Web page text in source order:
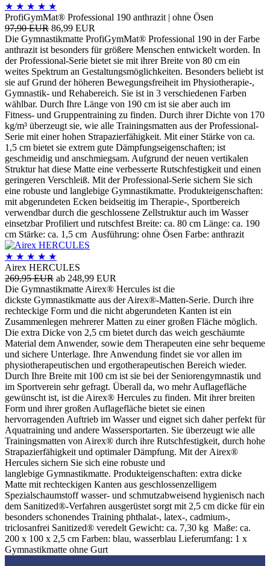
★ ★ ★ ★ ★
ProfiGymMat® Professional 190 anthrazit | ohne Ösen
97,90 EUR 86,99 EUR
Die Gymnastikmatte ProfiGymMat® Professional 190 in der Farbe
anthrazit ist besonders für größere Menschen entwickelt worden. In
der Professional-Serie bietet sie mit ihrer Breite von 80 cm ein
weites Spektrum an Gestaltungsmöglichkeiten. Besonders beliebt ist
sie auf Grund der höheren Bewegungsfreiheit im Physiotherapie-,
Gymnastik- und Rehabereich. Sie ist in 3 verschiedenen Farben
wählbar. Durch Ihre Länge von 190 cm ist sie aber auch im
Fitness- und Gruppentraining zu finden. Durch ihrer Dichte von 170
kg/m³ überzeugt sie, wie alle Trainingsmatten aus der Professional-
Serie mit einer hohen Strapazierfähigkeit. Mit einer Stärke von ca.
1,5 cm bietet sie extrem gute Dämpfungseigenschaften; ist
geschmeidig und anschmiegsam. Aufgrund der neuen vertikalen
Struktur hat diese Matte eine verbesserte Rutschfestigkeit und einen
geringeren Verschleiß. Mit der Professional-Serie sichern Sie sich
eine robuste und langlebige Gymnastikmatte. Produkteigenschaften:
mit abgerundeten Ecken beidseitig im Therapie-, Sportbereich
verwendbar durch die geschlossene Zellstruktur auch im Wasser
einsetzbar Profiliert und rutschfest Breite: ca. 80 cm Länge: ca. 190
cm Stärke: ca. 1,5 cm Ausführung: ohne Ösen Farbe: anthrazit
★ ★ ★ ★ ★
Airex HERCULES
269,95 EUR ab 248,99 EUR
Die Gymnastikmatte Airex® Hercules ist die
dickste Gymnastikmatte aus der Airex®-Matten-Serie. Durch ihre
rechteckige Form und die nicht abgerundeten Kanten ist ein
Zusammenlegen mehrerer Matten zu einer großen Fläche möglich.
Die extra Dicke von 2,5 cm bietet durch das weich geschäumte
Material dem Anwender, sowie dem Therapeuten eine sehr bequeme
und sichere Unterlage. Ihre Anwendung findet sie vor allen im
physiotherapeutischen und ergotherapeutischen Bereich wieder.
Durch Ihre Breite mit 100 cm ist sie bei der Seniorengymnastik und
im Sportverein sehr gefragt. Überall da, wo mehr Auflagefläche
gewünscht ist, ist die Airex® Hercules zu finden. Mit ihrer breiten
Form und ihrer großen Auflagefläche bietet sie einen
hervorragenden Auftrieb im Wasser und eignet sich daher perfekt für
Aquatraining und andere Wassersportarten. Sie überzeugt wie alle
Trainingsmatten von Airex® durch ihre Rutschfestigkeit, durch hohe
Strapazierfähigkeit und optimaler Dämpfung. Mit der Airex®
Hercules sichern Sie sich eine robuste und
langlebige Gymnastikmatte. Produkteigenschaften: extra dicke
Matte mit rechteckigen Kanten aus geschlossenzelligem
Spezialschaumstoff wasser- und schmutzabweisend hygienisch nach
dem Sanitized®-Verfahren ausgerüstet sorgt mit 2,5 cm dicke für ein
besonders schonendes Training phthalat-, latex-, cadmium-,
triclosanfrei Sanitized® veredelt Gewicht: ca. 7,30 kg Maße: ca.
200 x 100 x 2,5 cm Farben: blau, wasserblau Lieferumfang: 1 x
Gymnastikmatte ohne Gurt